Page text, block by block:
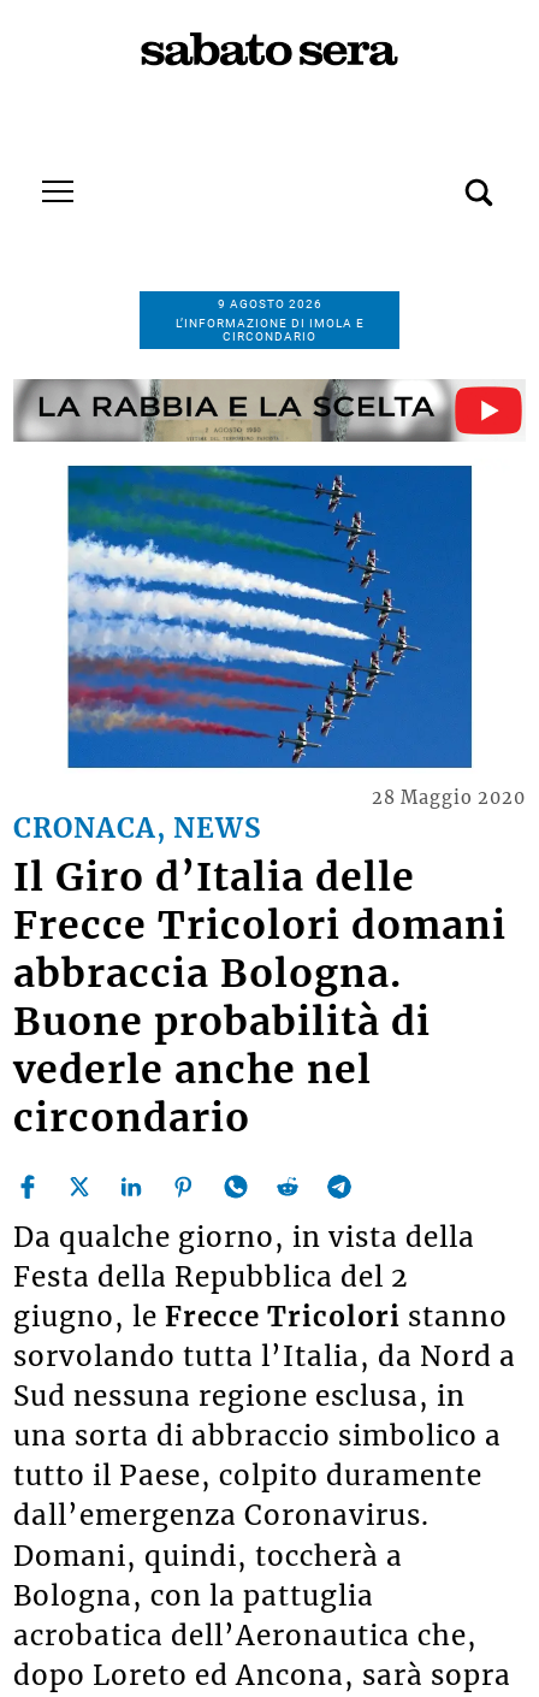
9 AGOSTO 2026
L’INFORMAZIONE DI IMOLA E
CIRCONDARIO
CRONACA, NEWS
28 Maggio 2020
Il Giro d’Italia delle
Frecce Tricolori domani
abbraccia Bologna.
Buone probabilità di
vederle anche nel
circondario
Da qualche giorno, in vista della
Festa della Repubblica del 2
giugno, leFrecce Tricolori stanno
sorvolando tutta l’Italia, da Nord a
Sud nessuna regione esclusa, in
una sorta di abbraccio simbolico a
tutto il Paese, colpito duramente
dall’emergenza Coronavirus.
Domani, quindi, toccherà a
Bologna, con la pattuglia
acrobatica dell’Aeronautica che,
dopo Loreto ed Ancona, sarà sopra